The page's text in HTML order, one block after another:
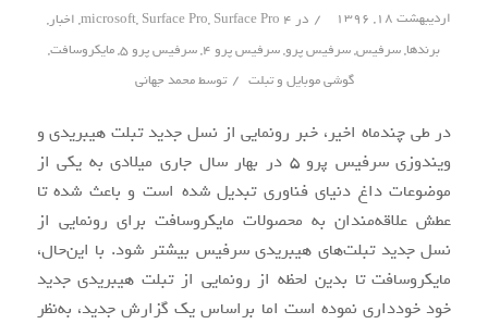
اردیبهشت ۱۸, ۱۳۹۶ / در microsoft, Surface Pro, Surface Pro 4
, اخبار,
برندها,سرفیس,سرفیس پرو,سرفیس پرو 4 ,سرفیس پرو 5 ,مایکروسافت,
گوشی موبایل و تبلت / توسطمحمد جهانی
در طی چندماه اخیر، خبر رونمایی از نسل جدید تبلت هیبریدی و
ویندوزی سرفیس پرو ۵ در بهار سال جاری میلادی به یکی از
موضوعات داغ دنیای فناوری تبدیل شده است و باعث شده تا
عطش علاقه‌مندان به محصولات مایکروسافت برای رونمایی از
نسل جدید تبلت‌های هیبریدی سرفیس بیشتر شود. با این‌حال،
مایکروسافت تا بدین‌ لحظه از رونمایی از تبلت هیبریدی جدید
خود خودداری نموده است اما براساس یک گزارش جدید، به‌نظر